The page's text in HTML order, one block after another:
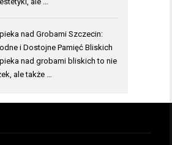
nad Grobami Szczecin:
i Dostojne Pamięć Bliskich
nad grobami bliskich to nie
ale także …